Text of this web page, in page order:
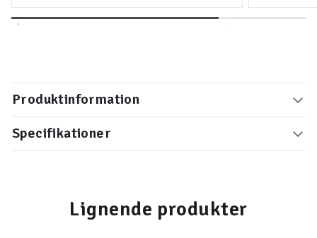
Produktinformation
Specifikationer
Lignende produkter